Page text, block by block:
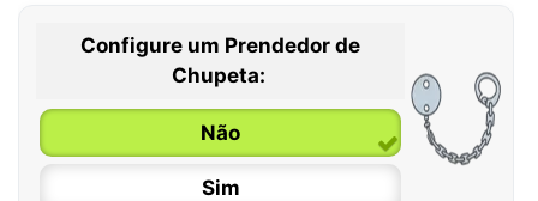
0 / 6 meses
6 / 36 meses
Configure um Prendedor de
Chupeta:
Não
Sim